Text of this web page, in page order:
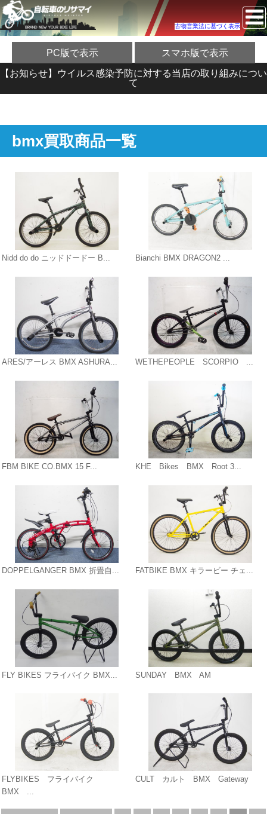
古物営業法に基づく表示
PC版で表示 スマホ版で表示
【お知らせ】ウイルス感染予防に対する当店の取り組みについ
て
bmx買取商品一覧
Nidd do do ニッドドードー B... Bianchi BMX DRAGON2 ...
ARES/アーレス BMX ASHURA... WETHEPEOPLE SCORPIO ...
FBM BIKE CO.BMX 15 F... KHE Bikes BMX Root 3...
DOPPELGANGER BMX 折畳自... FATBIKE BMX キラービー チェ...
FLY BIKES フライバイク BMX... SUNDAY BMX AM
FLYBIKES フライバイク
BMX ...
CULT カルト BMX Gateway